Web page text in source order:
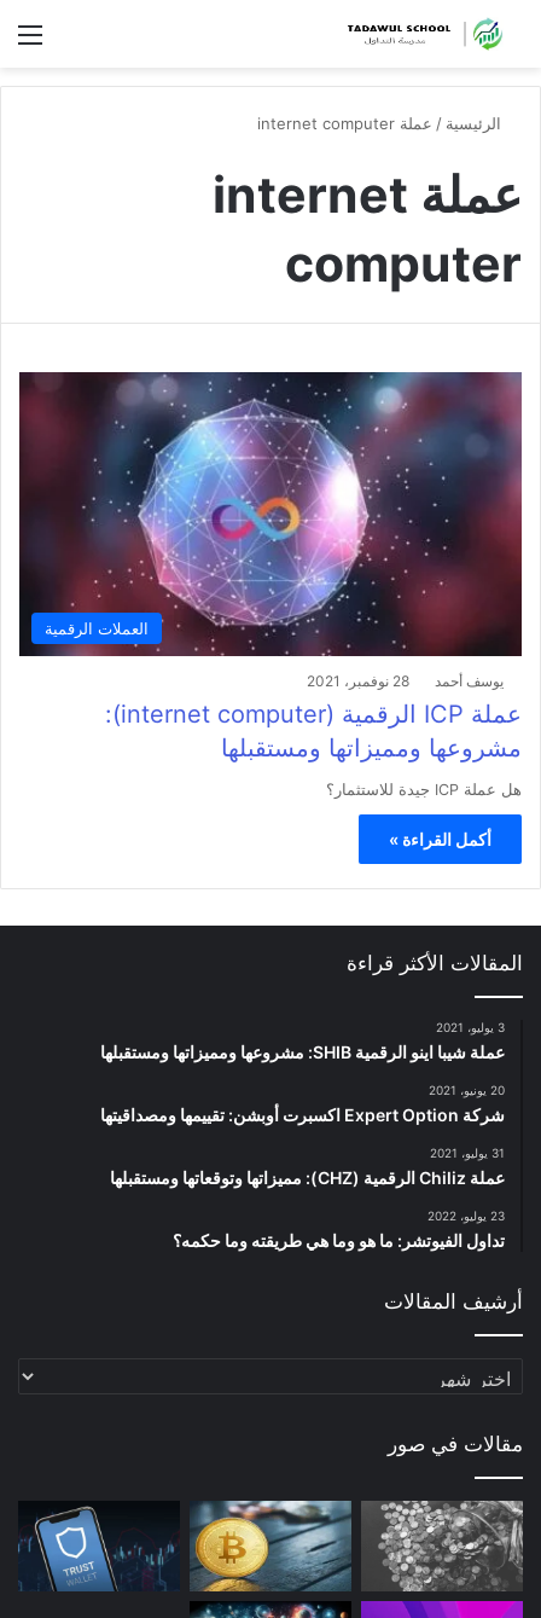
الرئيسية / عملة internet computer
عملة internet
computer
العملات الرقمية
يوسف أحمد 28 نوفمبر، 2021
عملة ICP الرقمية (internet computer):
مشروعها ومميزاتها ومستقبلها
هل عملة ICP جيدة للاستثمار؟
أكمل القراءة »
المقالات الأكثر قراءة
3 يوليو، 2021
عملة شيبا اينو الرقمية SHIB: مشروعها ومميزاتها ومستقبلها
20 يونيو، 2021
شركة Expert Option اكسبرت أوبشن: تقييمها ومصداقيتها
31 يوليو، 2021
عملة Chiliz الرقمية (CHZ): مميزاتها وتوقعاتها ومستقبلها
23 يوليو، 2022
تداول الفيوتشر: ما هو وما هي طريقته وما حكمه؟
أرشيف المقالات
أرشيف
مقالات في صور